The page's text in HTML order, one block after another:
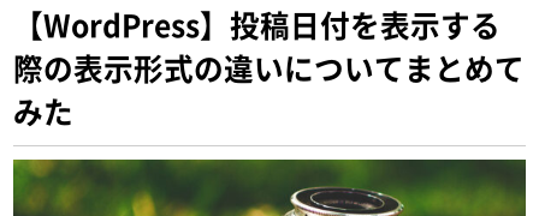
【WordPress】投稿日付を表示する
際の表示形式の違いについてまとめて
みた